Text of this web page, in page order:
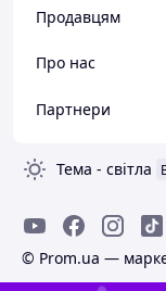
Продавцям
Про нас
Партнери
Тема - світла
© Prom.ua —